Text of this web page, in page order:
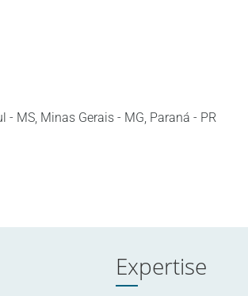
MS, Minas Gerais - MG, Paraná - PR
Expertise